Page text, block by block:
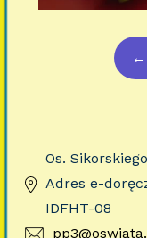
←
Os.
Adres e-
IDFHT-08